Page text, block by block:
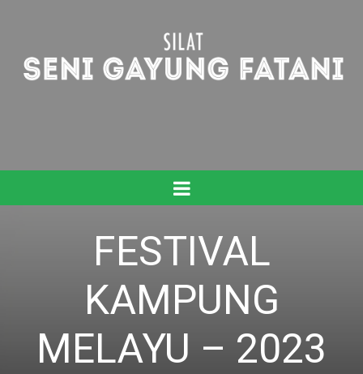
FESTIVAL
KAMPUNG
MELAYU – 2023